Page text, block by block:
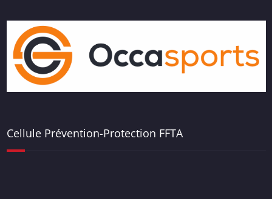
Cellule Prévention-Protection FFTA